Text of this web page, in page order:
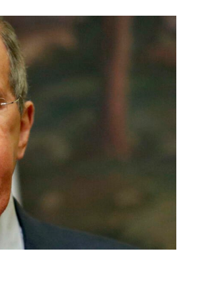
украинскую […]